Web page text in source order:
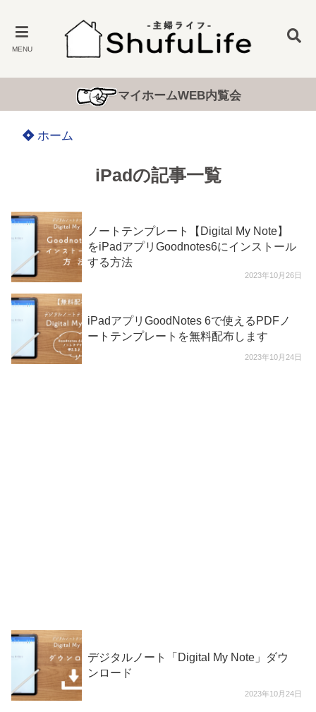
MENU
マイホームWEB内覧会
ホーム
iPadの記事一覧
2023年10月26日
ノートテンプレート【Digital My Note】
をiPadアプリGoodnotes6にインストール
する方法
2023年10月24日
iPadアプリGoodNotes 6で使えるPDFノ
ートテンプレートを無料配布します
2023年10月24日
デジタルノート「Digital My Note」ダウ
ンロード